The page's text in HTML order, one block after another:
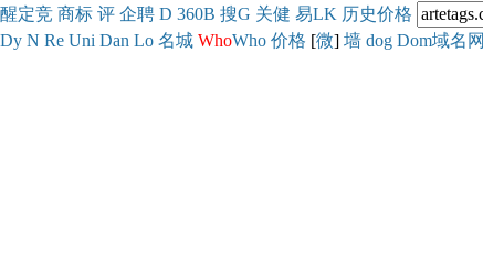
醒定竞 商标 评 企聘 D 360B 搜G 关健 易LK 历史价格
Dy N Re Uni Dan Lo 名城 WhoWho 价格 [微] 墙 dog Dom域名网